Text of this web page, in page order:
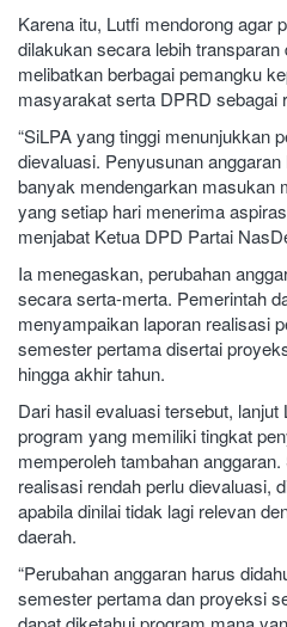
Karena itu, Lutfi mendorong agar
dilakukan secara lebih transparan
melibatkan berbagai pemangku
masyarakat serta DPRD sebagai
“SiLPA yang tinggi menunjukkan
dievaluasi. Penyusunan
banyak mendengarkan masukan
yang setiap hari menerima
menjabat Ketua DPD Partai
Ia menegaskan, perubahan
secara serta-merta. Pemerintah
menyampaikan laporan realisasi
semester pertama disertai
hingga akhir tahun.
Dari hasil evaluasi tersebut,
program yang memiliki tingkat
memperoleh tambahan
realisasi rendah perlu dievaluasi,
apabila dinilai tidak lagi relevan
daerah.
“Perubahan anggaran harus
semester pertama dan proyeksi